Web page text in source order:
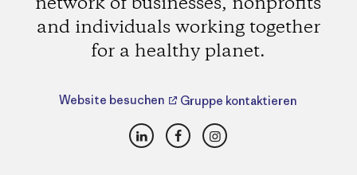
and individuals working together
for a healthy planet.
Website besuchen Gruppe kontaktieren
LinkedInFacebookInstagram